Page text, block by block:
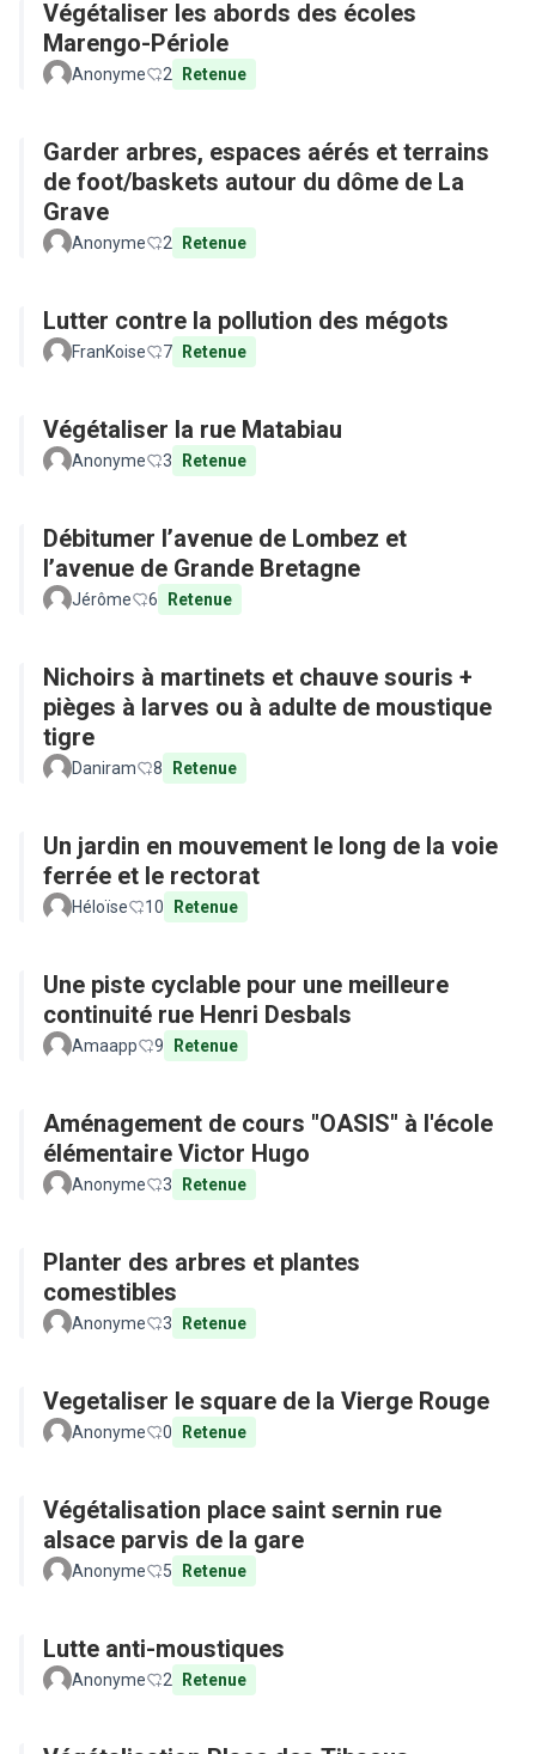
Végétaliser les abords des écoles
Marengo-Périole
Anonyme 2 Retenue
Garder arbres, espaces aérés et terrains
de foot/baskets autour du dôme de La
Grave
Anonyme 2 Retenue
Lutter contre la pollution des mégots
FranKoise 7 Retenue
Végétaliser la rue Matabiau
Anonyme 3 Retenue
Débitumer l’avenue de Lombez et
l’avenue de Grande Bretagne
Jérôme 6 Retenue
Nichoirs à martinets et chauve souris +
pièges à larves ou à adulte de moustique
tigre
Daniram 8 Retenue
Un jardin en mouvement le long de la voie
ferrée et le rectorat
Héloïse 10 Retenue
Une piste cyclable pour une meilleure
continuité rue Henri Desbals
Amaapp 9 Retenue
Aménagement de cours "OASIS" à l'école
élémentaire Victor Hugo
Anonyme 3 Retenue
Planter des arbres et plantes
comestibles
Anonyme 3 Retenue
Vegetaliser le square de la Vierge Rouge
Anonyme 0 Retenue
Végétalisation place saint sernin rue
alsace parvis de la gare
Anonyme 5 Retenue
Lutte anti-moustiques
Anonyme 2 Retenue